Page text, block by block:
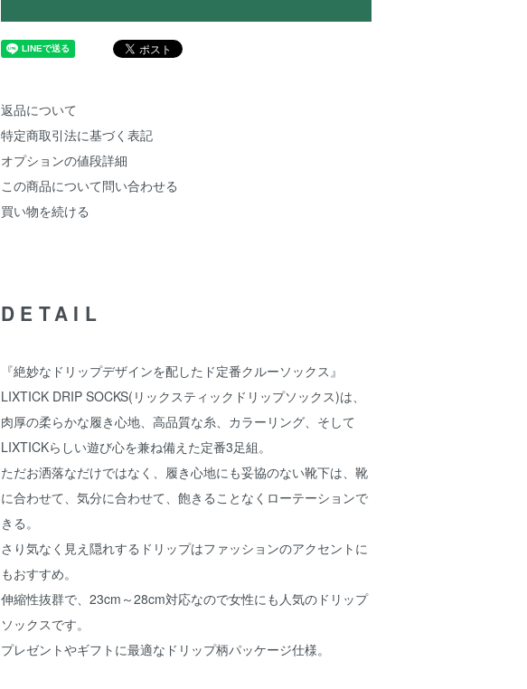
返品について
特定商取引法に基づく表記
オプションの値段詳細
この商品について問い合わせる
買い物を続ける
DETAIL
『絶妙なドリップデザインを配したド定番クルーソックス』
LIXTICK DRIP SOCKS(リックスティックドリップソックス)は、
肉厚の柔らかな履き心地、高品質な糸、カラーリング、そして
LIXTICKらしい遊び心を兼ね備えた定番3足組。
ただお洒落なだけではなく、履き心地にも妥協のない靴下は、靴
に合わせて、気分に合わせて、飽きることなくローテーションで
きる。
さり気なく見え隠れするドリップはファッションのアクセントに
もおすすめ。
伸縮性抜群で、23cm～28cm対応なので女性にも人気のドリップ
ソックスです。
プレゼントやギフトに最適なドリップ柄パッケージ仕様。